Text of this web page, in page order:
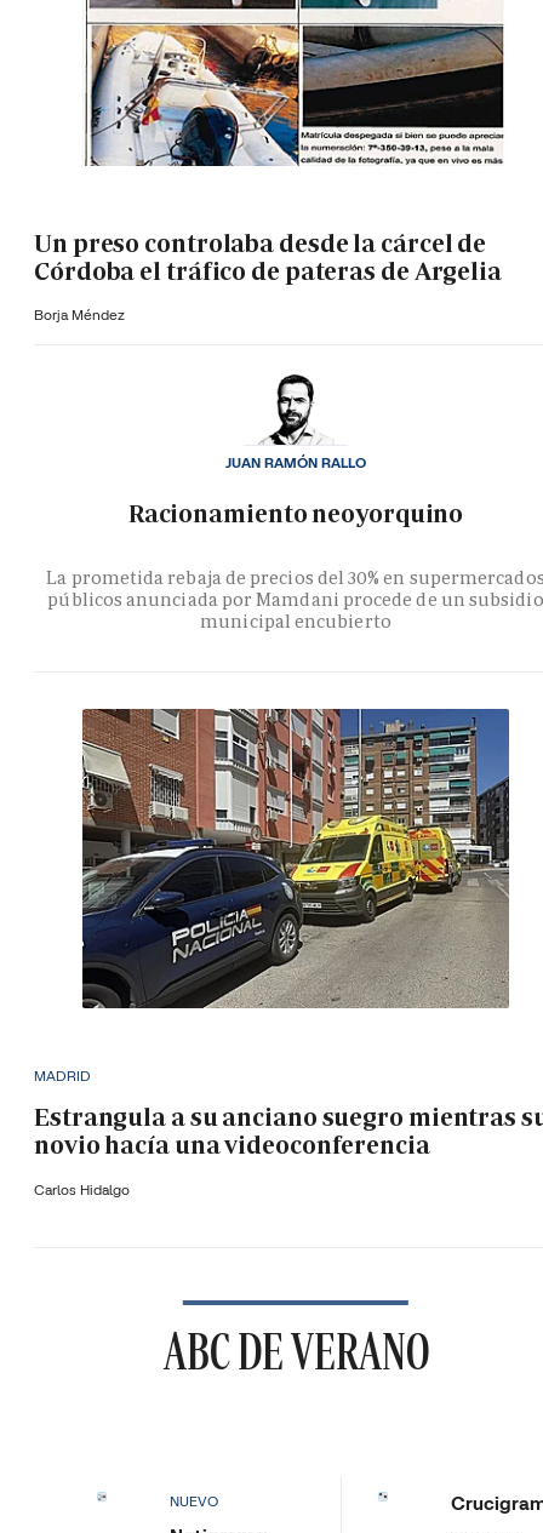
Un preso controlaba desde la cárcel de
Córdoba el tráfico de pateras de Argelia
Borja Méndez
Racionamiento neoyorquino
La prometida rebaja de precios del 30% en
públicos anunciada por Mamdani procede de un subsidio
municipal encubierto
JUAN RAMÓN RALLO
MADRID
Estrangula a su anciano suegro mientras
novio hacía una videoconferencia
Carlos Hidalgo
ABC DE VERANO
NUEVO